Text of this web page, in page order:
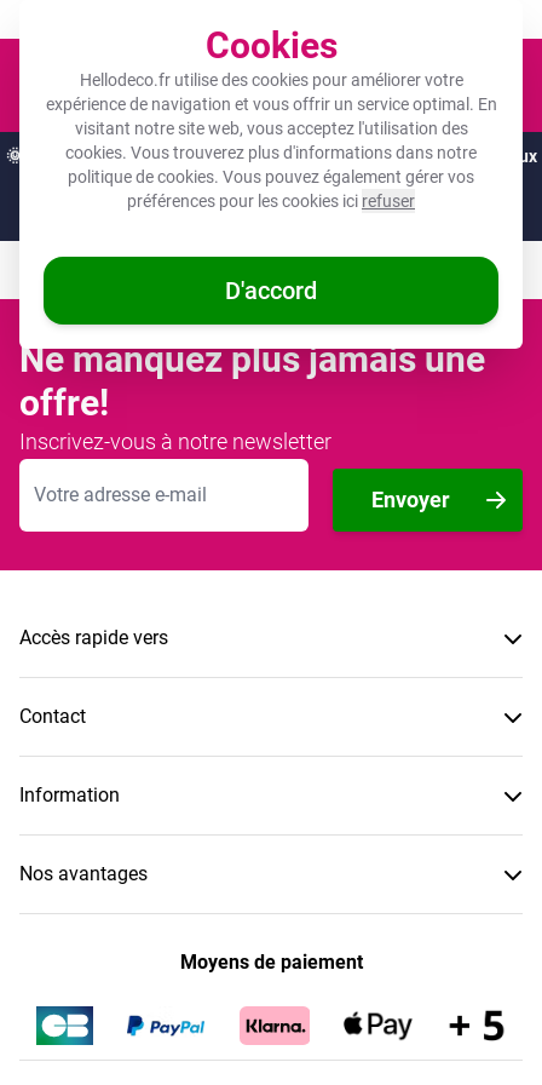
Cookies
Hellodeco.fr utilise des cookies pour améliorer votre
expérience de navigation et vous offrir un service optimal. En
visitant notre site web, vous acceptez l'utilisation des
cookies. Vous trouverez plus d'informations dans notre
politique de cookies. Vous pouvez également gérer vos
préférences pour les cookies ici refuser
D'accord
🌞 OFFRES D'ÉTÉ :Les meilleures remises de l'année sur vos cadeaux
préférés ! 🌞
Juste 55:08
Ne manquez plus jamais une
offre!
Inscrivez-vous à notre newsletter
Adresse mail
Envoyer
Accès rapide vers
Contact
Information
Nos avantages
Moyens de paiement